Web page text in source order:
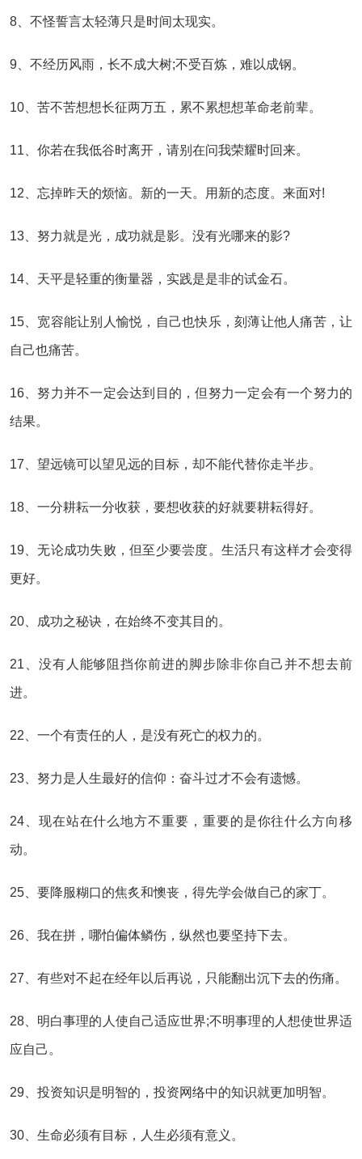
8、不怪誓言太轻薄只是时间太现实。
9、不经历风雨，长不成大树;不受百炼，难以成钢。
10、苦不苦想想长征两万五，累不累想想革命老前辈。
11、你若在我低谷时离开，请别在问我荣耀时回来。
12、忘掉昨天的烦恼。新的一天。用新的态度。来面对!
13、努力就是光，成功就是影。没有光哪来的影?
14、天平是轻重的衡量器，实践是是非的试金石。
15、宽容能让别人愉悦，自己也快乐，刻薄让他人痛苦，让
自己也痛苦。
16、努力并不一定会达到目的，但努力一定会有一个努力的
结果。
17、望远镜可以望见远的目标，却不能代替你走半步。
18、一分耕耘一分收获，要想收获的好就要耕耘得好。
19、无论成功失败，但至少要尝度。生活只有这样才会变得
更好。
20、成功之秘诀，在始终不变其目的。
21、没有人能够阻挡你前进的脚步除非你自己并不想去前
进。
22、一个有责任的人，是没有死亡的权力的。
23、努力是人生最好的信仰：奋斗过才不会有遗憾。
24、现在站在什么地方不重要，重要的是你往什么方向移
动。
25、要降服糊口的焦炙和懊丧，得先学会做自己的家丁。
26、我在拼，哪怕偏体鳞伤，纵然也要坚持下去。
27、有些对不起在经年以后再说，只能翻出沉下去的伤痛。
28、明白事理的人使自己适应世界;不明事理的人想使世界适
应自己。
29、投资知识是明智的，投资网络中的知识就更加明智。
30、生命必须有目标，人生必须有意义。